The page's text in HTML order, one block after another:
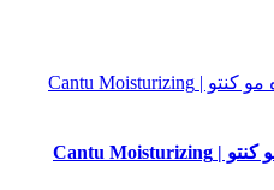
ژل مرطوب‌کننده و حالت‌دهنده مو کنتو | Cantu Moisturizing